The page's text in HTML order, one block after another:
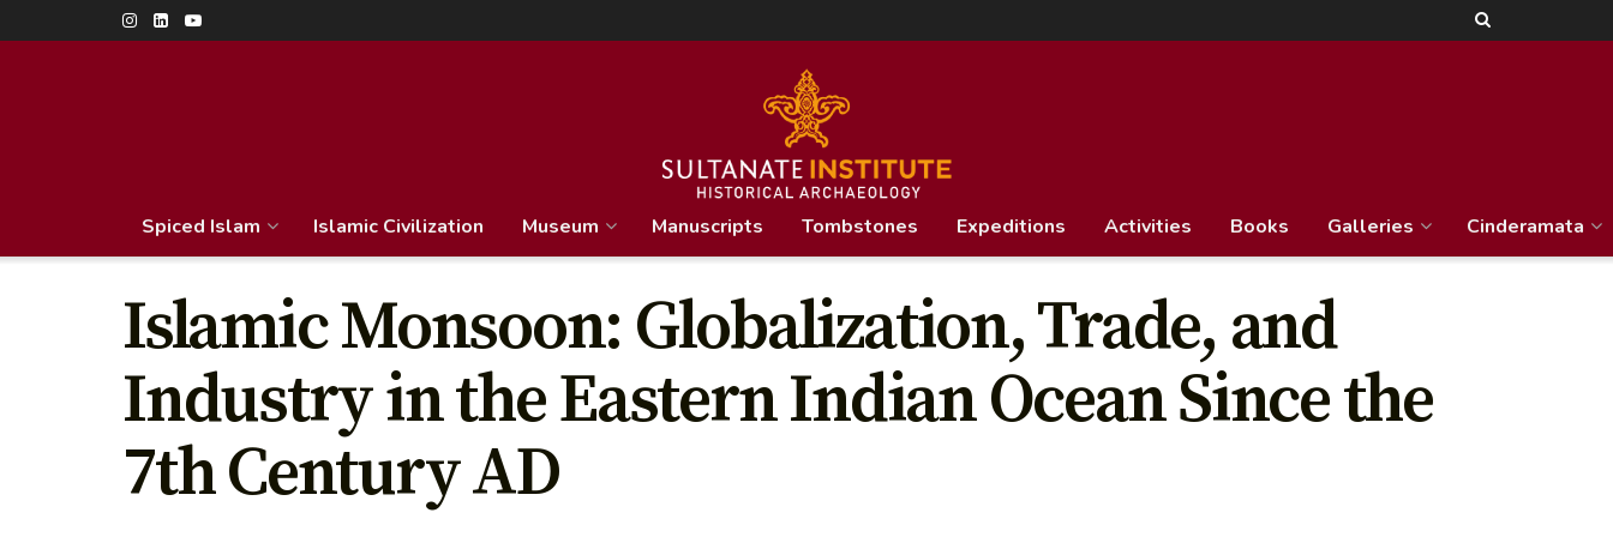
Spiced Islam Islamic Civilization Museum Manuscripts Tombstones Expeditions Activities Books Galleries Cinderamata
Islamic Monsoon: Globalization, Trade, and
Industry in the Eastern Indian Ocean Since the
7th Century AD